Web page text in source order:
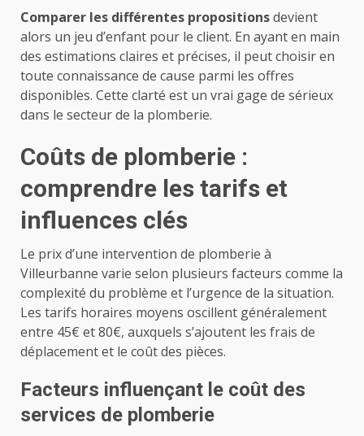
Comparer les différentes propositionsdevient
alors un jeu d’enfant pour le client. En ayant en main
des estimations claires et précises, il peut choisir en
toute connaissance de cause parmi les offres
disponibles. Cette clarté est un vrai gage de sérieux
dans le secteur de la plomberie.
Coûts de plomberie :
comprendre les tarifs et
influences clés
Le prix d’une intervention de plomberie à
Villeurbanne varie selon plusieurs facteurs comme la
complexité du problème et l’urgence de la situation.
Les tarifs horaires moyens oscillent généralement
entre 45€ et 80€, auxquels s’ajoutent les frais de
déplacement et le coût des pièces.
Facteurs influençant le coût des
services de plomberie